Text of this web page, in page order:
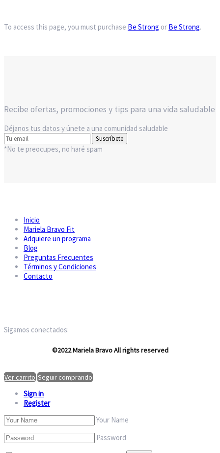
To access this page, you must purchase Be Strong or Be Strong.
Recibe ofertas, promociones y tips para una vida saludable
Déjanos tus datos y únete a una comunidad saludable
Suscríbete
*No te preocupes, no haré spam
Inicio
Mariela Bravo Fit
Adquiere un programa
Blog
Preguntas Frecuentes
Términos y Condiciones
Contacto
Sigamos conectados:
©2022 Mariela Bravo All rights reserved
Ver carrito Seguir comprando
Sign in
Register
Your Name
Password